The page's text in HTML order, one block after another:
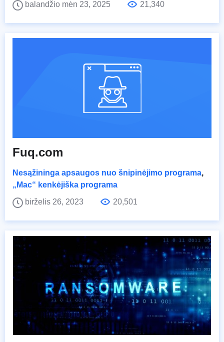
balandžio mėn 23, 2025 21,340
Fuq.com
Nesąžininga apsaugos nuo šnipinėjimo programa,
„Mac“ kenkėjiška programa
birželis 26, 2023
20,501